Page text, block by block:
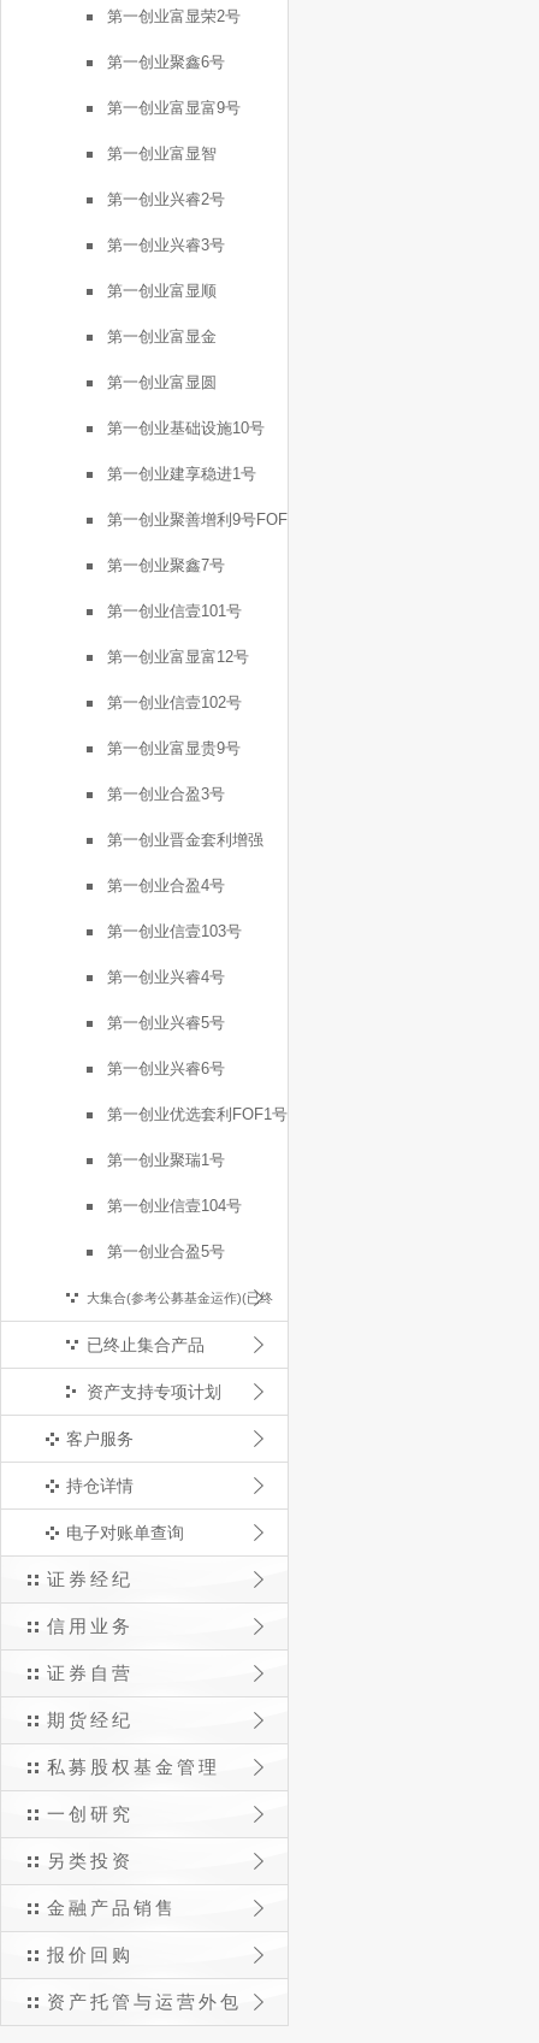
强FOF1号
第一创业富显荣2号
第一创业聚鑫6号
第一创业富显富9号
第一创业富显智
第一创业兴睿2号
第一创业兴睿3号
第一创业富显顺
第一创业富显金
第一创业富显圆
第一创业基础设施10号
第一创业建享稳进1号
第一创业聚善增利9号FOF
第一创业聚鑫7号
第一创业信壹101号
第一创业富显富12号
第一创业信壹102号
第一创业富显贵9号
第一创业合盈3号
第一创业晋金套利增强
FOF2号
第一创业合盈4号
第一创业信壹103号
第一创业兴睿4号
第一创业兴睿5号
第一创业兴睿6号
第一创业优选套利FOF1号
第一创业聚瑞1号
第一创业信壹104号
第一创业合盈5号
大集合(参考公募基金运作)(已终
止)
已终止集合产品
资产支持专项计划
客户服务
持仓详情
电子对账单查询
证券经纪
信用业务
证券自营
期货经纪
私募股权基金管理
一创研究
另类投资
金融产品销售
报价回购
资产托管与运营外包